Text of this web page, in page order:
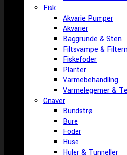
Fisk
Akvarie Pumper
Akvarier
Baggrunde & Sten
Filtsvampe &
Fiskefoder
Planter
Varmebehandling
Varmelegemer &
Gnaver
Bundstrø
Bure
Foder
Huse
Huler & Tunneller